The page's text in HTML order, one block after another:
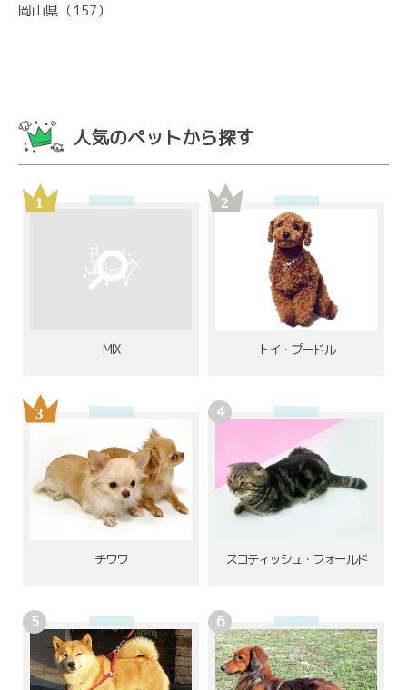
岡山県（157）
人気のペットから探す
MIX トイ・プードル
チワワ スコティッシュ・フォールド